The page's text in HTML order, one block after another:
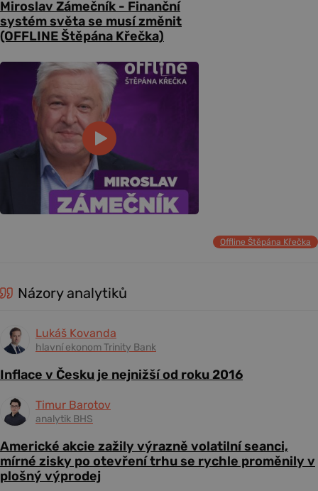
Miroslav Zámečník - Finanční
systém světa se musí změnit
(OFFLINE Štěpána Křečka)
Offline Štěpána Křečka
Názory analytiků
Lukáš Kovanda
hlavní ekonom Trinity Bank
Inflace v Česku je nejnižší od roku 2016
Timur Barotov
analytik BHS
Americké akcie zažily výrazně volatilní seanci,
mírné zisky po otevření trhu se rychle proměnily v
plošný výprodej